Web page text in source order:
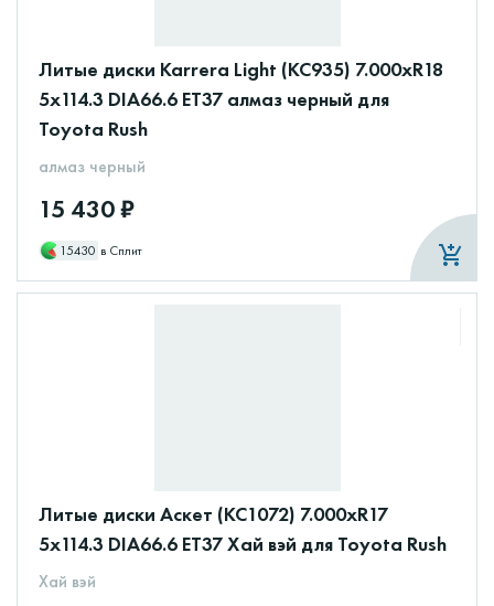
Литые диски Karrera Light (КС935) 7.000xR18
5x114.3 DIA66.6 ET37 алмаз черный для
Toyota Rush
алмаз черный
15 430 ₽
15430 в Сплит
Литые диски Аскет (КС1072) 7.000xR17
5x114.3 DIA66.6 ET37 Хай вэй для Toyota Rush
Хай вэй